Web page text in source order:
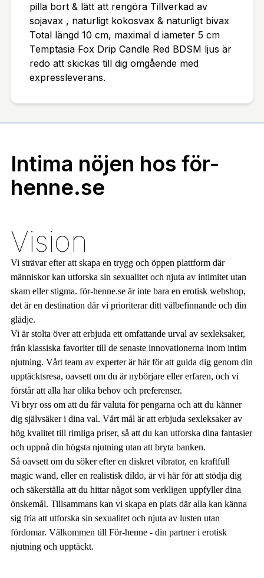
pilla bort & lätt att rengöra Tillverkad av
sojavax , naturligt kokosvax & naturligt bivax
Total längd 10 cm, maximal d iameter 5 cm
Temptasia Fox Drip Candle Red BDSM ljus är
redo att skickas till dig omgående med
expressleverans.
Intima nöjen hos för-
henne.se
Vision
Vi strävar efter att skapa en trygg och öppen plattform där
människor kan utforska sin sexualitet och njuta av intimitet utan
skam eller stigma. för-henne.se är inte bara en erotisk webshop,
det är en destination där vi prioriterar ditt välbefinnande och din
glädje.
Vi är stolta över att erbjuda ett omfattande urval av sexleksaker,
från klassiska favoriter till de senaste innovationerna inom intim
njutning. Vårt team av experter är här för att guida dig genom din
upptäcktsresa, oavsett om du är nybörjare eller erfaren, och vi
förstår att alla har olika behov och preferenser.
Vi bryr oss om att du får valuta för pengarna och att du känner
dig självsäker i dina val. Vårt mål är att erbjuda sexleksaker av
hög kvalitet till rimliga priser, så att du kan utforska dina fantasier
och uppnå din högsta njutning utan att bryta banken.
Så oavsett om du söker efter en diskret vibrator, en kraftfull
magic wand, eller en realistisk dildo, är vi här för att stödja dig
och säkerställa att du hittar något som verkligen uppfyller dina
önskemål. Tillsammans kan vi skapa en plats där alla kan känna
sig fria att utforska sin sexualitet och njuta av lusten utan
fördomar. Välkommen till För-henne - din partner i erotisk
njutning och upptäckt.